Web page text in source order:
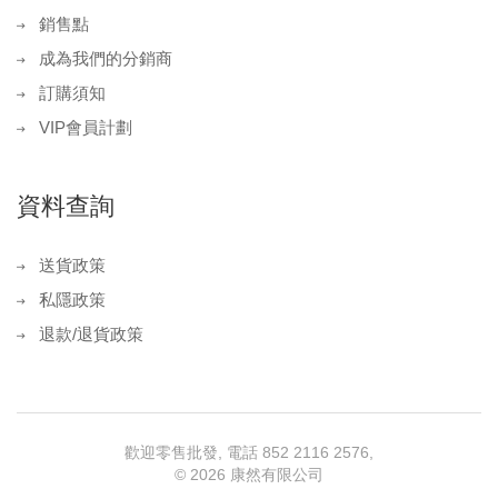
銷售點
成為我們的分銷商
訂購須知
VIP會員計劃
資料查詢
送貨政策
私隱政策
退款/退貨政策
歡迎零售批發, 電話 852 2116 2576,
© 2026 康然有限公司